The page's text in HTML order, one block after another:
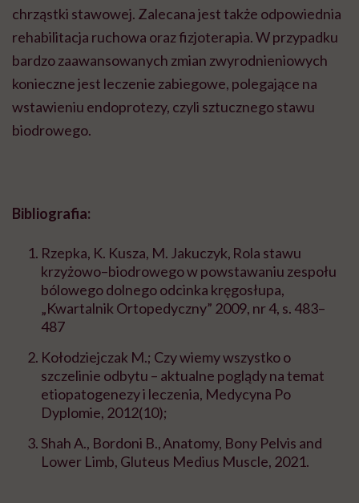
chrząstki stawowej. Zalecana jest także odpowiednia
rehabilitacja ruchowa oraz fizjoterapia. W przypadku
bardzo zaawansowanych zmian zwyrodnieniowych
konieczne jest leczenie zabiegowe, polegające na
wstawieniu endoprotezy, czyli sztucznego stawu
biodrowego.
Bibliografia:
Rzepka, K. Kusza, M. Jakuczyk, Rola stawu
krzyżowo–biodrowego w powstawaniu zespołu
bólowego dolnego odcinka kręgosłupa,
„Kwartalnik Ortopedyczny” 2009, nr 4, s. 483–
487
Kołodziejczak M.; Czy wiemy wszystko o
szczelinie odbytu – aktualne poglądy na temat
etiopatogenezy i leczenia, Medycyna Po
Dyplomie, 2012(10);
Shah A., Bordoni B., Anatomy, Bony Pelvis and
Lower Limb, Gluteus Medius Muscle, 2021.